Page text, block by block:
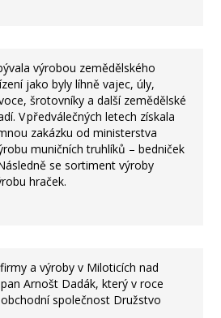
výrobou zemědělského
jako byly líhně vajec, úly,
šrotovníky a další zemědělské
V předválečných letech získala
zakázku od ministerstva
muničních truhlíků – bedniček
se sortiment výroby
hraček.
a výroby v Miloticích nad
Arnošt Dadák, který v roce
společnost Družstvo